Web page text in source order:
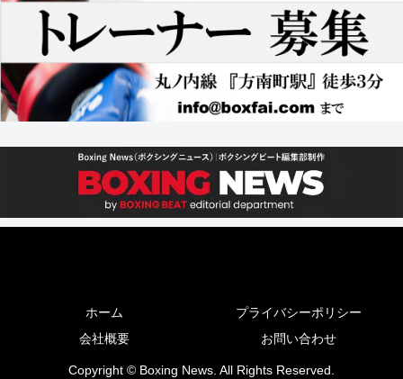
ホーム
プライバシーポリシー
会社概要
お問い合わせ
Copyright © Boxing News. All Rights Reserved.